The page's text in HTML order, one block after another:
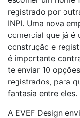
registrado por
INPI. Uma nova
comercial que já é
construção e
é importante
te enviar 10
registrados, para
fantasia entre eles.
A EVEF Design